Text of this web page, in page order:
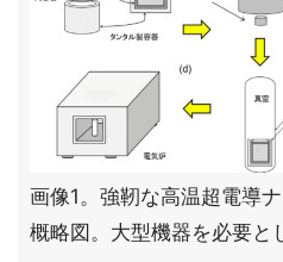
画像1。強靭な高温超電導
概略図。大型機器を必要と